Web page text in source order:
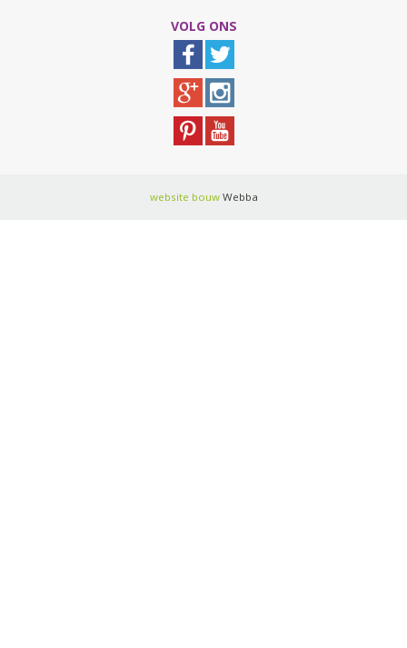
VOLG ONS
website bouwWebba